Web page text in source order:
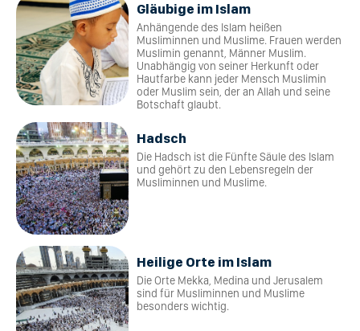
Gläubige im Islam
Anhängende des Islam heißen
Musliminnen und Muslime. Frauen werden
Muslimin genannt, Männer Muslim.
Unabhängig von seiner Herkunft oder
Hautfarbe kann jeder Mensch Muslimin
oder Muslim sein, der an Allah und seine
Botschaft glaubt.
Hadsch
Die Hadsch ist die Fünfte Säule des Islam
und gehört zu den Lebensregeln der
Musliminnen und Muslime.
Heilige Orte im Islam
Die Orte Mekka, Medina und Jerusalem
sind für Musliminnen und Muslime
besonders wichtig.